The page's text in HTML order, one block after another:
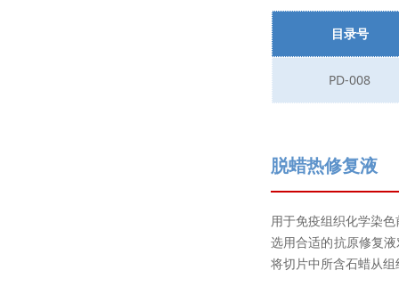
目录号
PD-008
脱蜡热修复液
用于免疫组织化学染
选用合适的抗原修复
将切片中所含石蜡从